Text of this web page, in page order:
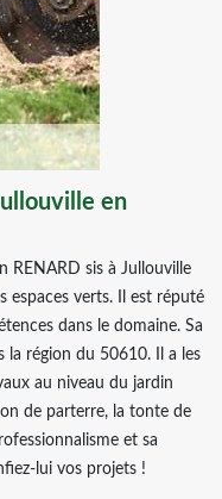
en
RENARD sis à Jullouville
espaces verts. Il est réputé
dans le domaine. Sa
la région du 50610. Il a les
au niveau du jardin
de parterre, la tonte de
et sa
lui vos projets !